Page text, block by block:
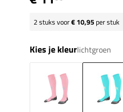
2stuks voor€ 10,95 per stuk
Kies je kleurlichtgroen